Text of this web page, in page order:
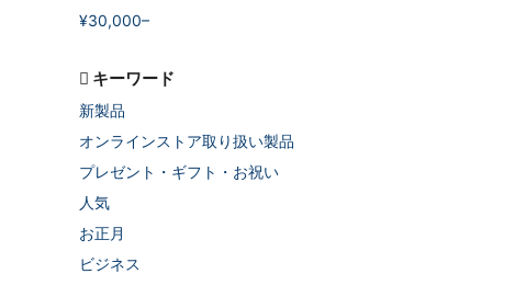
¥30,000–
キーワード
新製品
オンラインストア取り扱い製品
プレゼント・ギフト・お祝い
人気
お正月
ビジネス